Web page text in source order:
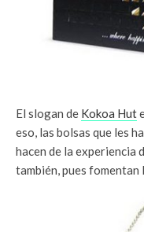
El slogan de Kokoa Hut
eso, las bolsas que les
hacen de la experiencia
también, pues